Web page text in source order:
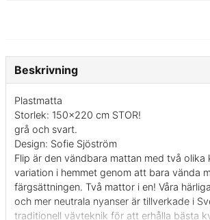
Beskrivning
Plastmatta
Storlek: 150x220 cm STOR!
grå och svart.
Design: Sofie Sjöström
Flip är den vändbara mattan med två olika
variation i hemmet genom att bara vända
färgsättningen. Två mattor i en! Våra
och mer neutrala nyanser är tillverkade i
traditionell vävteknik för att erhålla bästa